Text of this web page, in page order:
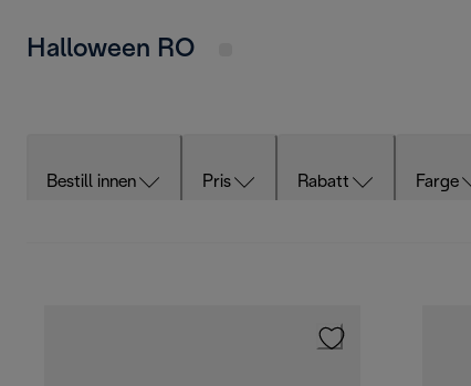
Halloween RO
Bestill innen Pris Rabatt Farge